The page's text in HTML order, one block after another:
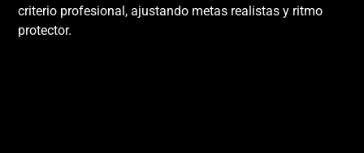
criterio profesional, ajustando metas realistas y ritmo
protector.